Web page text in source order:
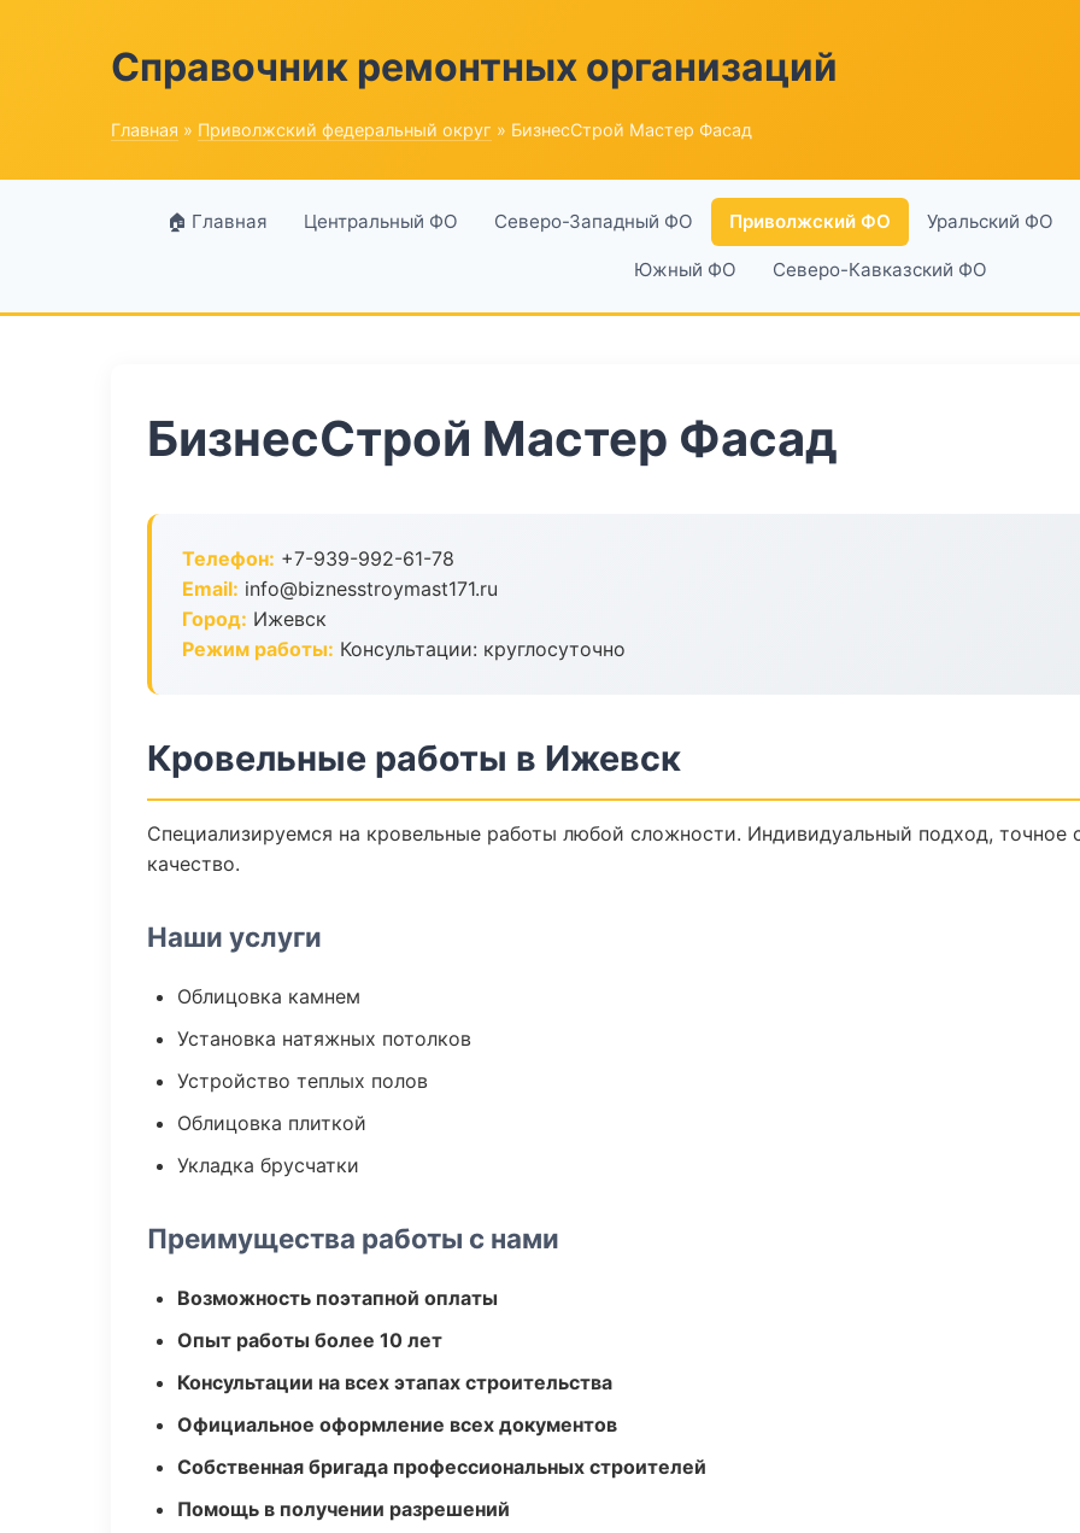
Справочник ремонтных организаций
Главная » Приволжский федеральный округ » БизнесСтрой Мастер Фасад
🏠 Главная Центральный ФО Северо-Западный ФО Приволжский ФО Уральский ФО
Южный ФО Северо-Кавказский ФО
БизнесСтрой Мастер Фасад
Телефон: +7-939-992-61-78
Email: info@biznesstroymast171.ru
Город: Ижевск
Режим работы: Консультации: круглосуточно
Кровельные работы в Ижевск
Специализируемся на кровельные работы любой сложности. Индивидуальный подход, точное
качество.
Наши услуги
Облицовка камнем
Установка натяжных потолков
Устройство теплых полов
Облицовка плиткой
Укладка брусчатки
Преимущества работы с нами
Возможность поэтапной оплаты
Опыт работы более 10 лет
Консультации на всех этапах строительства
Официальное оформление всех документов
Собственная бригада профессиональных строителей
Помощь в получении разрешений